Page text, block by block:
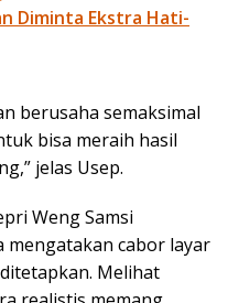
Diminta Ekstra Hati-
berusaha semaksimal
bisa meraih hasil
jelas Usep.
Weng Samsi
mengatakan cabor layar
Melihat